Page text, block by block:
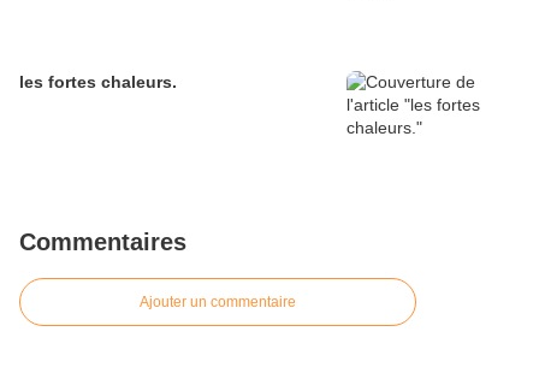
les fortes chaleurs.
Commentaires
Ajouter un commentaire